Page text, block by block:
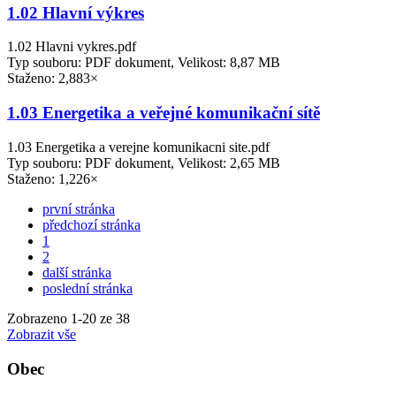
1.02 Hlavní výkres
1.02 Hlavni vykres.pdf
Typ souboru: PDF dokument, Velikost: 8,87 MB
Staženo: 2,883×
1.03 Energetika a veřejné komunikační sítě
1.03 Energetika a verejne komunikacni site.pdf
Typ souboru: PDF dokument, Velikost: 2,65 MB
Staženo: 1,226×
první stránka
předchozí stránka
1
2
další stránka
poslední stránka
Zobrazeno 1-20 ze 38
Zobrazit vše
Obec